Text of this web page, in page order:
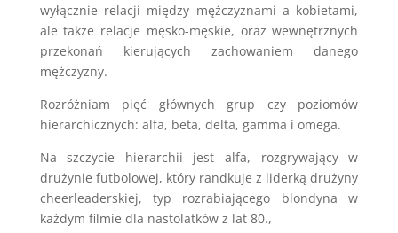
wyłącznie relacji między mężczyznami a kobietami,
ale także relacje męsko-męskie, oraz wewnętrznych
przekonań kierujących zachowaniem danego
mężczyzny.
Rozróżniam pięć głównych grup czy poziomów
hierarchicznych: alfa, beta, delta, gamma i omega.
Na szczycie hierarchii jest alfa, rozgrywający w
drużynie futbolowej, który randkuje z liderką drużyny
cheerleaderskiej, typ rozrabiającego blondyna w
każdym filmie dla nastolatków z lat 80.,